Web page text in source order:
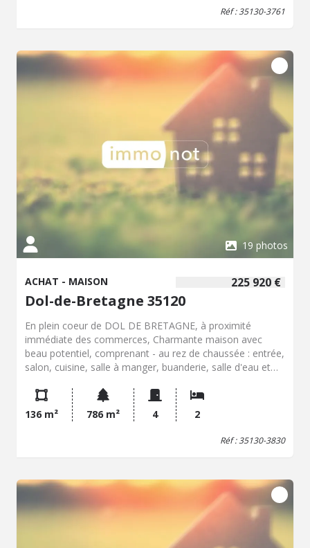
Vous bénéficierez également d'un appartement séparé
Copropriété de 3 lots - Syndic Bénévole - Pas de charges.
Réf : 35130-3761
19 photos
225 920 €
ACHAT - MAISON
Dol-de-Bretagne 35120
En plein coeur de DOL DE BRETAGNE, à proximité
immédiate des commerces, Charmante maison avec
beau potentiel, comprenant - au rez de chaussée : entrée,
salon, cuisine, salle à manger, buanderie, salle d'eau et
deux chambres dont une avec un cabinet de toilette
privatif, - 2éme étage : grenier Cellier, deux abris à bois,
un hangar, un barbecue en brique, garage. Parcelle de
786m². Possible de créer deux appartements ou une
136 m² 786 m² 4 2
Réf : 35130-3830